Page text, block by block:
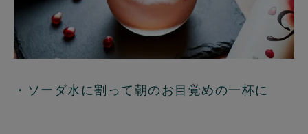
・ソーダ水に割って朝のお目覚めの一杯に